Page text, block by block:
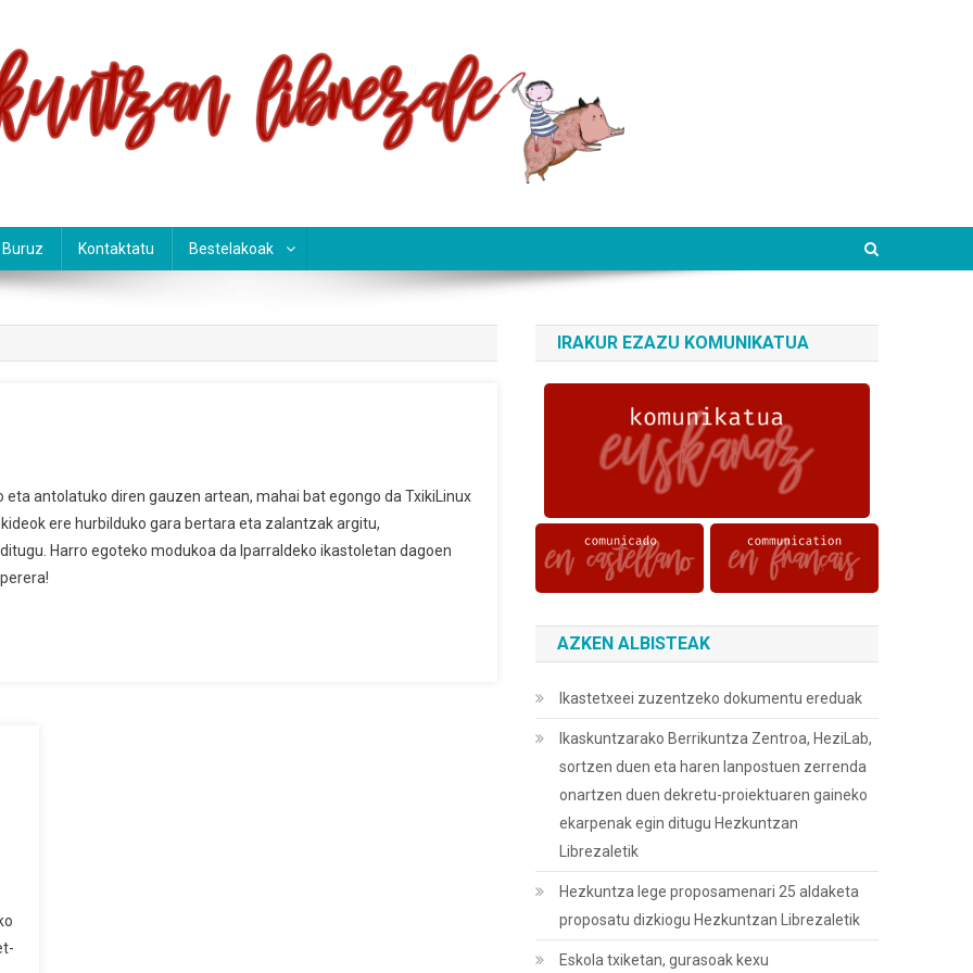
Buruz Kontaktatu Bestelakoak
antolatuko diren gauzen artean, mahai bat egongo da TxikiLinux
ere hurbilduko gara bertara eta zalantzak argitu,
Harro egoteko modukoa da Iparraldeko ikastoletan dagoen
IRAKUR EZAZU KOMUNIKATUA
AZKEN ALBISTEAK
Ikastetxeei zuzentzeko dokumentu ereduak
Ikaskuntzarako Berrikuntza Zentroa, HeziLab,
sortzen duen eta haren lanpostuen zerrenda
onartzen duen dekretu-proiektuaren gaineko
ekarpenak egin ditugu Hezkuntzan
Librezaletik
Hezkuntza lege proposamenari 25 aldaketa
proposatu dizkiogu Hezkuntzan Librezaletik
Eskola txiketan, gurasoak kexu